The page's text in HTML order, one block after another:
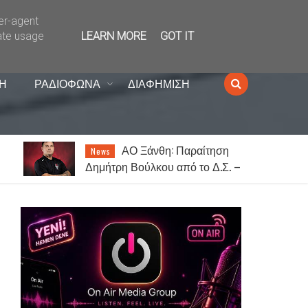
ΡΑΔΙΟΦΩΝΑ ΔΙΑΦΗΜΙΣΗ
Lifestyle
Δεκαπενταύγουστος
στην Ξάνθη: Τα προσκυνήματα
agent
usage
LEARN MORE GOT IT